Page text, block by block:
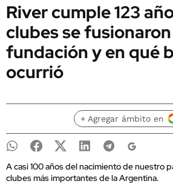
River cumple 123
clubes se
fundación y en qué
ocurrió
+ Agregar ámbito en
A casi 100 años del nacimiento de nuestro
clubes más importantes de la Argentina.